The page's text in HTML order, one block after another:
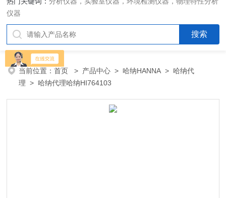
仪器
当前位置：首页 > 产品中心 >哈纳HANNA >哈纳代
理 > 哈纳代理哈纳HI764103